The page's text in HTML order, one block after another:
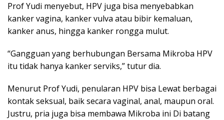
Prof Yudi menyebut, HPV juga bisa menyebabkan
kanker vagina, kanker vulva atau bibir kemaluan,
kanker anus, hingga kanker rongga mulut.
“Gangguan yang berhubungan Bersama Mikroba HPV
itu tidak hanya kanker serviks,” tutur dia.
Menurut Prof Yudi, penularan HPV bisa Lewat berbagai
kontak seksual, baik secara vaginal, anal, maupun oral.
Justru, pria juga bisa membawa Mikroba ini Di batang